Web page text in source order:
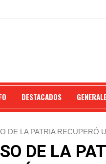
DESTACADOS
DE LA PATRIA RECUPERÓ
DE LA